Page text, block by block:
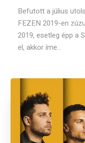
Befutott a július
FEZEN 2019-en
2019, esetleg épp a
el, akkor íme...